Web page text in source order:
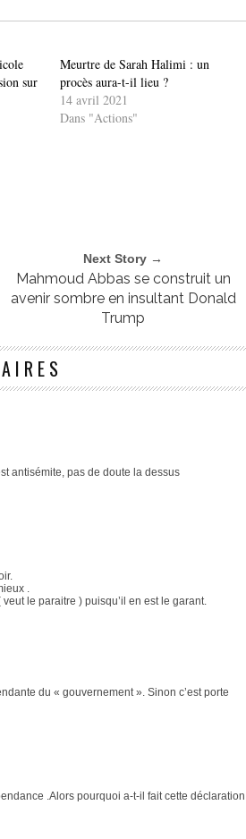
sur
Meurtre de Sarah Halimi : un
procès aura-t-il lieu ?
14 avril 2021
Dans "Actions"
Next Story →
Mahmoud Abbas se construit un
avenir sombre en insultant Donald
Trump
antisémite, pas de doute la dessus
.
le paraitre ) puisqu’il en est le garant.
du « gouvernement ». Sinon c’est porte
.Alors pourquoi a-t-il fait cette déclaration